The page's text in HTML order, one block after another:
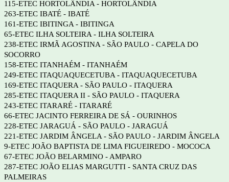
115-ETEC HORTOLÂNDIA - HORTOLÂNDIA
263-ETEC IBATÉ - IBATÉ
161-ETEC IBITINGA - IBITINGA
65-ETEC ILHA SOLTEIRA - ILHA SOLTEIRA
238-ETEC IRMÃ AGOSTINA - SÃO PAULO - CAPELA DO
SOCORRO
158-ETEC ITANHAÉM - ITANHAÉM
249-ETEC ITAQUAQUECETUBA - ITAQUAQUECETUBA
169-ETEC ITAQUERA - SÃO PAULO - ITAQUERA
285-ETEC ITAQUERA II - SÃO PAULO - ITAQUERA
243-ETEC ITARARÉ - ITARARÉ
66-ETEC JACINTO FERREIRA DE SÁ - OURINHOS
228-ETEC JARAGUÁ - SÃO PAULO - JARAGUÁ
221-ETEC JARDIM ÂNGELA - SÃO PAULO - JARDIM ÂNGELA
9-ETEC JOÃO BAPTISTA DE LIMA FIGUEIREDO - MOCOCA
67-ETEC JOÃO BELARMINO - AMPARO
287-ETEC JOÃO ELIAS MARGUTTI - SANTA CRUZ DAS
PALMEIRAS